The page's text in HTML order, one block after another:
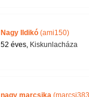
Nagy Ildikó (ami150)
52 éves, Kiskunlacháza
nagy marcsika